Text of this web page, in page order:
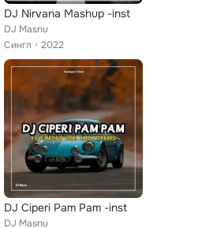
DJ Nirvana Mashup -inst
DJ Masnu
Сингл
2022
DJ Ciperi Pam Pam -inst
DJ Masnu